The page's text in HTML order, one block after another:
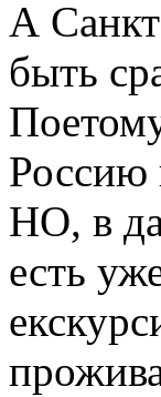
А
быть
Россию
НО, в
есть